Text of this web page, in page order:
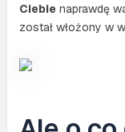
Ciebie naprawdę
został włożony w